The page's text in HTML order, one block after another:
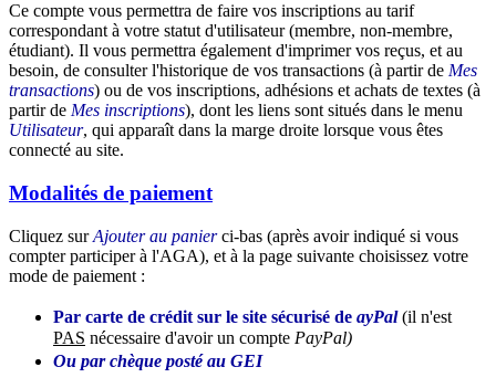
Ce compte vous permettra de faire vos inscriptions au tarif
correspondant à votre statut d'utilisateur (membre, non-membre,
étudiant). Il vous permettra également d'imprimer vos reçus, et au
besoin, de consulter l'historique de vos transactions (à partir de Mes
transactions) ou de vos inscriptions, adhésions et achats de textes (à
partir de Mes inscriptions), dont les liens sont situés dans le menu
Utilisateur, qui apparaît dans la marge droite lorsque vous êtes
connecté au site.
Modalités de paiement
Cliquez surAjouter au panierci-bas (après avoir indiqué si vous
compter participer à l'AGA), et à la page suivante choisissez votre
mode de paiement :
Par carte de crédit sur le site sécurisé de ayPal(il n'est
PAS nécessaire d'avoir un compte PayPal)
Ou par chèque posté au GEI